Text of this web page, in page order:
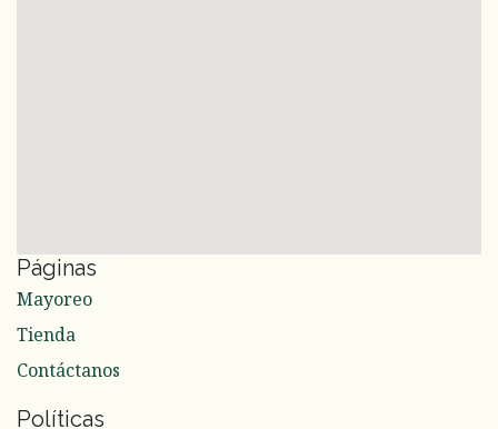
Páginas
Mayoreo
Tienda
Contáctanos
Políticas